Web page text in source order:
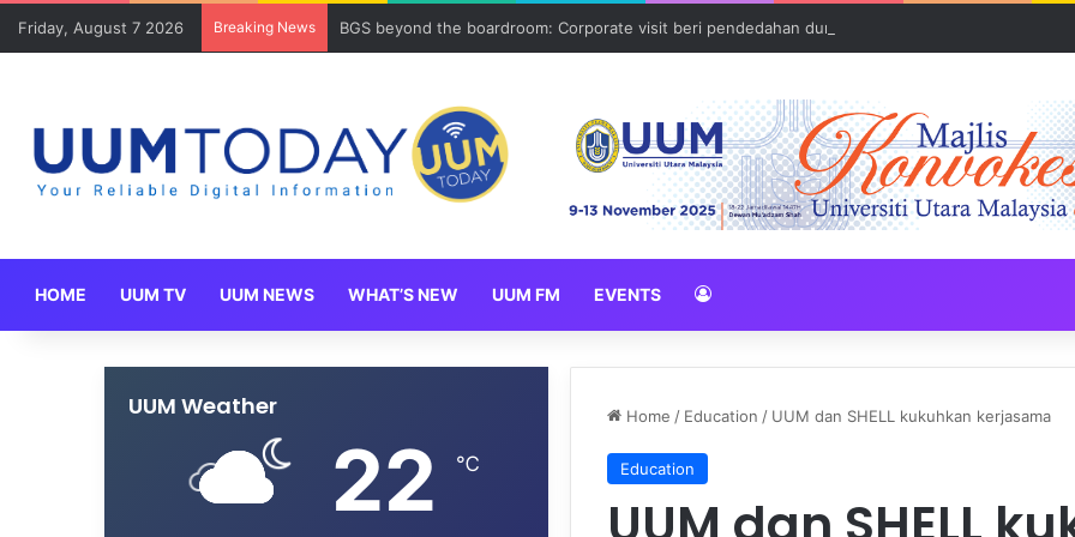
Friday, August 7 2026 Breaking News BGS beyond the boardroom: Corporate visit beri pendedahan dunia korporat kepada PELAJAR
HOME UUM TV UUM NEWS WHAT’S NEW UUM FM EVENTS
Home / Education / UUM dan SHELL kukuhkan kerjasama
Education
UUM Weather
22 ℃